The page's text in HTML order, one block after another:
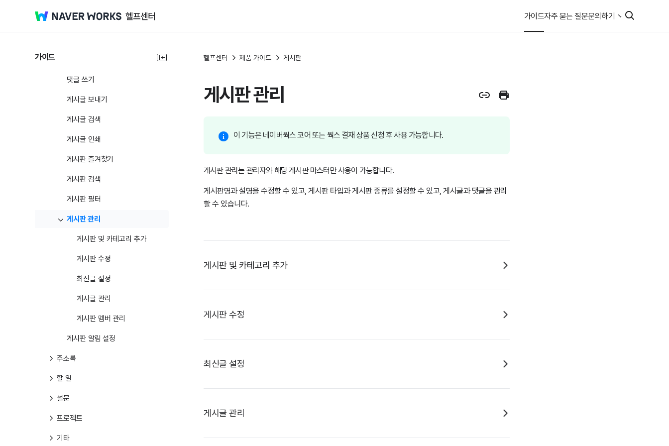
가이드자주 묻는 질문문의하기
가이드
게시판
댓글 쓰기
게시글 보내기
게시글 검색
게시글 인쇄
게시판 즐겨찾기
게시판 검색
게시판 필터
게시판 관리
게시판 및 카테고리 추가
게시판 수정
최신글 설정
게시글 관리
게시판 멤버 관리
게시판 알림 설정
주소록
할 일
설문
프로젝트
기타
헬프센터 제품 가이드 게시판
게시판 관리
이 기능은 네이버웍스 코어 또는 웍스 결재 상품 신청 후 사용 가능합니다.
게시판 관리는 관리자와 해당 게시판 마스터만 사용이 가능합니다.
게시판명과 설명을 수정할 수 있고, 게시판 타입과 게시판 종류를 설정할 수 있고, 게시글과 댓글을 관리
할 수 있습니다.
게시판 및 카테고리 추가
게시판 수정
최신글 설정
게시글 관리